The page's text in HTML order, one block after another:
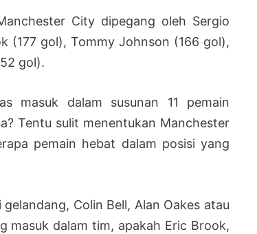
City dipegang oleh Sergio
(177 gol), Tommy Johnson (166 gol),
gol).
masuk dalam susunan 11 pemain
Tentu sulit menentukan Manchester
pemain hebat dalam posisi yang
Colin Bell, Alan Oakes atau
masuk dalam tim, apakah Eric Brook,